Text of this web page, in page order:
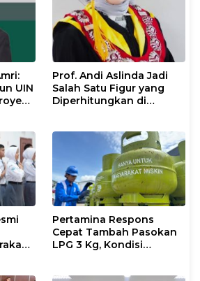
UIN
Prof. Andi Aslinda Jadi
Salah Satu Figur yang
Diperhitungkan di
Pertamina Respons
Cepat Tambah Pasokan
LPG 3 Kg, Kondisi